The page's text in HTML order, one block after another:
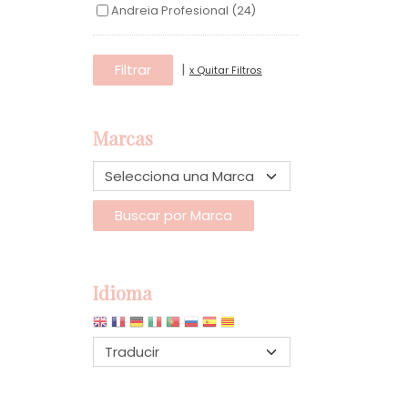
Andreia Profesional (24)
| x Quitar Filtros
Marcas
Idioma